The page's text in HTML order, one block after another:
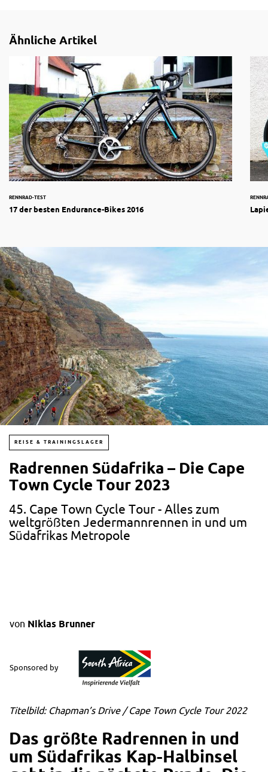
Ähnliche Artikel
RENNRAD-TEST
17 der besten Endurance-Bikes 2016
REISE & TRAININGSLAGER
Radrennen Südafrika – Die Cape
Town Cycle Tour 2023
45. Cape Town Cycle Tour - Alles zum
weltgrößten Jedermannrennen in und um
Südafrikas Metropole
von Niklas Brunner
Sponsored by
Titelbild: Chapman’s Drive / Cape Town Cycle Tour 2022
Das größte Radrennen in und
um Südafrikas Kap-Halbinsel